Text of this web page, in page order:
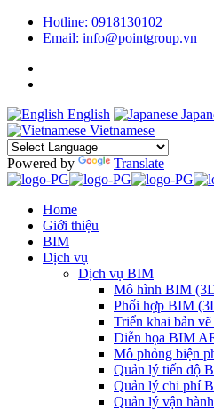
Hotline: 0918130102
Email: info@pointgroup.vn
English
Vietnamese
Powered by Translate
Home
Giới thiệu
BIM
Dịch vụ
Dịch vụ BIM
Mô hình BIM
Phối hợp BIM
Triển khai bản
Diễn họa BIM
Mô phỏng biện
Quản lý tiến độ
Quản lý chi phí
Quản lý vận